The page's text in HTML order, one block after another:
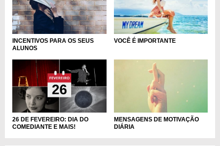
INCENTIVOS PARA OS SEUS
ALUNOS
VOCÊ É IMPORTANTE
26 DE FEVEREIRO: DIA DO
COMEDIANTE E MAIS!
MENSAGENS DE MOTIVAÇÃO
DIÁRIA